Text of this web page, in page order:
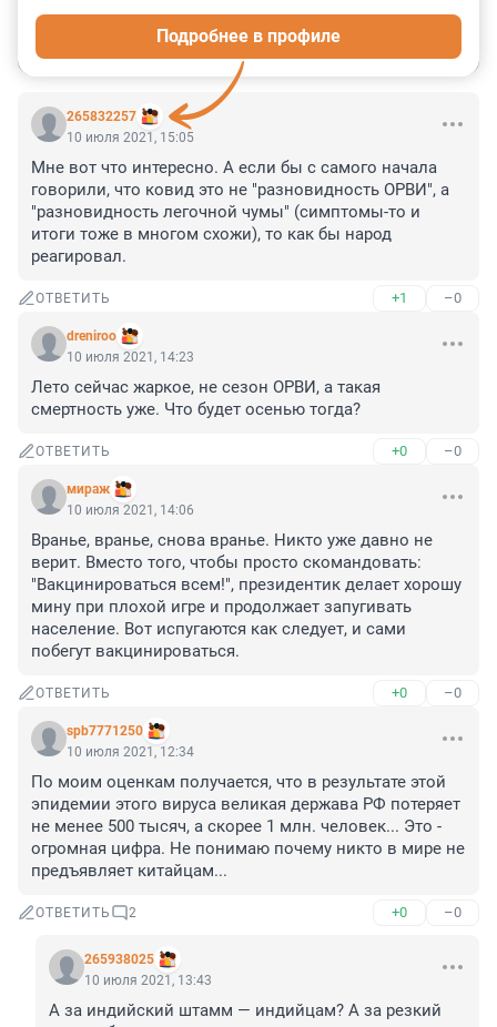
265832257
Подробнее в профиле
10 июля 2021, 15:05
Мне вот что интересно. А если бы с самого начала
говорили, что ковид это не "разновидность ОРВИ", а
"разновидность легочной чумы" (симптомы-то и
итоги тоже в многом схожи), то как бы народ
реагировал.
ОТВЕТИТЬ +1 –0
dreniroo
10 июля 2021, 14:23
Лето сейчас жаркое, не сезон ОРВИ, а такая
смертность уже. Что будет осенью тогда?
ОТВЕТИТЬ +0 –0
мираж
10 июля 2021, 14:06
Вранье, вранье, снова вранье. Никто уже давно не
верит. Вместо того, чтобы просто скомандовать:
"Вакцинироваться всем!", президентик делает хорошу
мину при плохой игре и продолжает запугивать
население. Вот испугаются как следует, и сами
побегут вакцинироваться.
ОТВЕТИТЬ +0 –0
spb7771250
10 июля 2021, 12:34
По моим оценкам получается, что в результате этой
эпидемии этого вируса великая держава РФ потеряет
не менее 500 тысяч, а скорее 1 млн. человек... Это -
огромная цифра. Не понимаю почему никто в мире не
предъявляет китайцам...
ОТВЕТИТЬ 2 +0 –0
265938025
10 июля 2021, 13:43
А за индийский штамм — индийцам? А за резкий